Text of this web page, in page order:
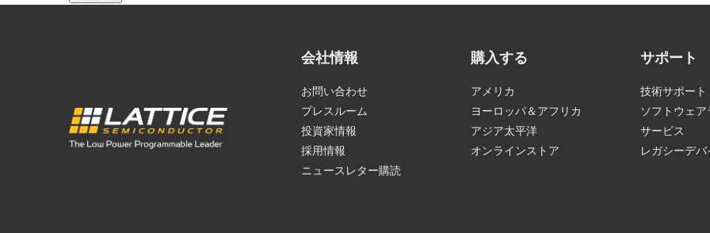
会社情報
お問い合わせ
プレスルーム
投資家情報
採用情報
ニュースレター購読
購入する
アメリカ
ヨーロッパ＆アフリカ
アジア太平洋
オンラインストア
サポート
技術サポート
ソフトウェ
サービス
レガシーデ